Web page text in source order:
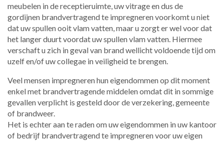
meubelen in de receptieruimte, uw vitrage en dus de
gordijnen brandvertragend te impregneren voorkomt u niet
dat uw spullen ooit vlam vatten, maar u zorgt er wel voor dat
het langer duurt voordat uw spullen vlam vatten. Hiermee
verschaft u zich in geval van brand wellicht voldoende tijd om
uzelf en/of uw collegae in veiligheid te brengen.
Veel mensen impregneren hun eigendommen op dit moment
enkel met brandvertragende middelen omdat dit in sommige
gevallen verplicht is gesteld door de verzekering, gemeente
of brandweer.
​Het is echter aan te raden om uw eigendommen in uw kantoor
of bedrijf brandvertragend te impregneren voor uw eigen